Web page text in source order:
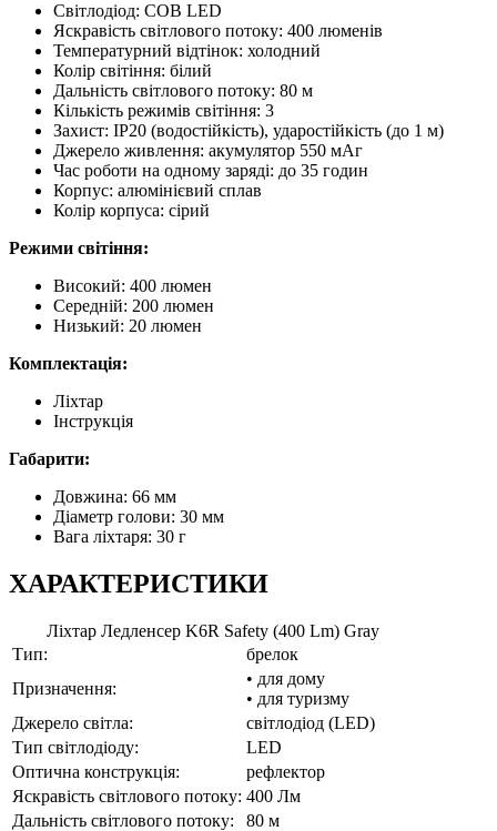
Світлодіод: COB LED
Яскравість світлового потоку: 400 люменів
Температурний відтінок: холодний
Колір світіння: білий
Дальність світлового потоку: 80 м
Кількість режимів світіння: 3
Захист: IP20 (водостійкість), ударостійкість (до 1 м)
Джерело живлення: акумулятор 550 мАг
Час роботи на одному заряді: до 35 годин
Корпус: алюмінієвий сплав
Колір корпуса: сірий
Режими світіння:
Високий: 400 люмен
Середній: 200 люмен
Низький: 20 люмен
Комплектація:
Ліхтар
Інструкція
Габарити:
Довжина: 66 мм
Діаметр голови: 30 мм
Вага ліхтаря: 30 г
ХАРАКТЕРИСТИКИ
Ліхтар Ледленсер K6R Safety (400 Lm) Gray
Тип:
брелок
Призначення:
• для дому
• для туризму
Джерело світла:
світлодіод (LED)
Тип світлодіоду:
LED
Оптична конструкція:
рефлектор
Яскравість світлового потоку: 400 Лм
Дальність світлового потоку:
80 м